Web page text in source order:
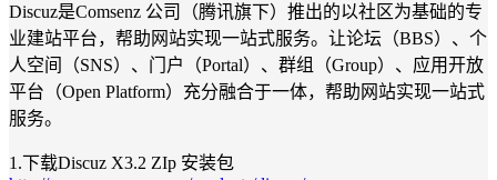
Discuz是Comsenz 公司（腾讯旗下）推出的以社区为基础的专
业建站平台，帮助网站实现一站式服务。让论坛（BBS）、个
人空间（SNS）、门户（Portal）、群组（Group）、应用开放
平台（Open Platform）充分融合于一体，帮助网站实现一站式
服务。
1.下载Discuz X3.2 ZIp 安装包